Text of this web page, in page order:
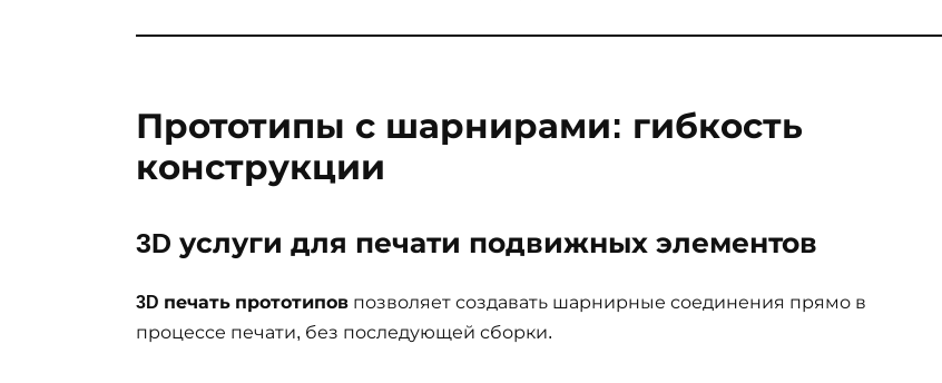
Прототипы с шарнирами: гибкость
конструкции
3D услуги для печати подвижных элементов
3D печать прототипов позволяет создавать шарнирные соединения прямо в
процессе печати, без последующей сборки.